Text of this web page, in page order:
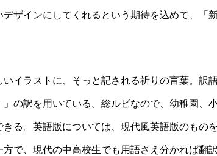
ザインにしてくれるという期待を込めて、「
イラストに、そっと記される祈りの言葉。訳
の訳を用いている。総ルビなので、幼稚園、
る。英語版については、現代風英語版のもの
で、現代の中高校生でも用語さえ分かれば翻